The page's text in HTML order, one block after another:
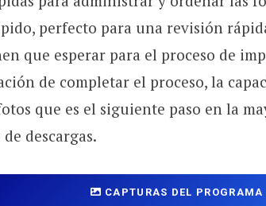
perfecto para una revisión
que esperar para el proceso de
de completar el proceso, la
que es el siguiente paso en la
descargas.
CAPTURAS DEL PROGRAMA